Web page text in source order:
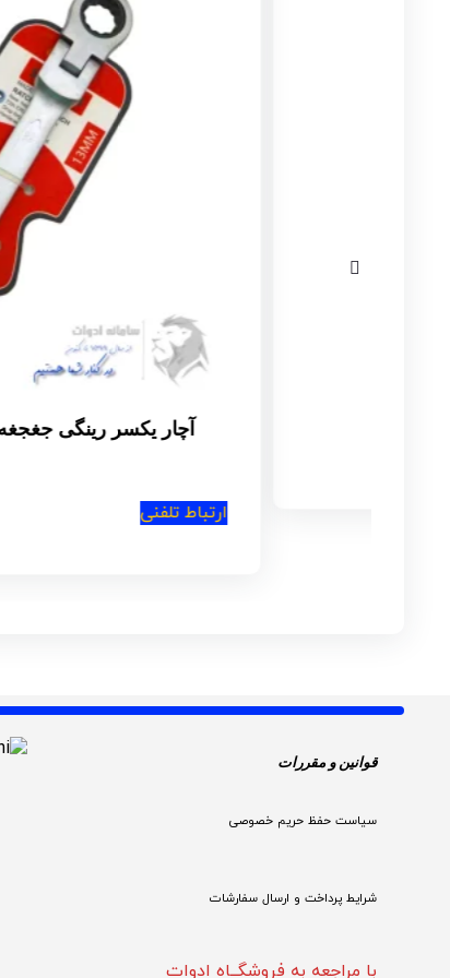
آچار یکسر رینگی جغجغه ای تاشو 72 دندانه سایز 13mm
قوانین و مقررات
سیاست حفظ حریم خصوصی
شرایط پرداخت و ارسال سفارشات
با مراجعه به فروشگــاه ادوات